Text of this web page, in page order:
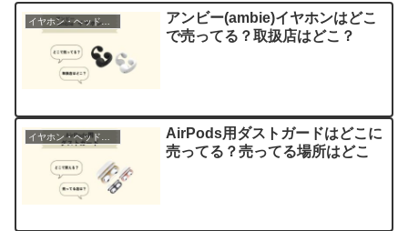
イヤホン・ヘッドホン
アンビー(ambie)イヤホンはどこ
で売ってる？取扱店はどこ？
イヤホン・ヘッドホン
AirPods用ダストガードはどこに
売ってる？売ってる場所はどこ